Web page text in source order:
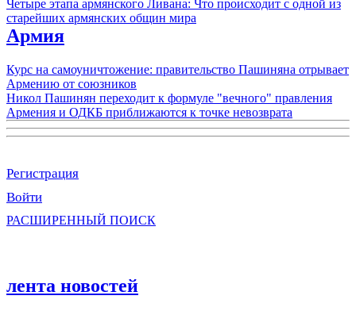
Четыре этапа армянского Ливана: Что происходит с одной из
старейших армянских общин мира
Армия
Курс на самоуничтожение: правительство Пашиняна отрывает
Армению от союзников
Никол Пашинян переходит к формуле "вечного" правления
Армения и ОДКБ приближаются к точке невозврата
Регистрация
Войти
РАСШИРЕННЫЙ ПОИСК
лента новостей